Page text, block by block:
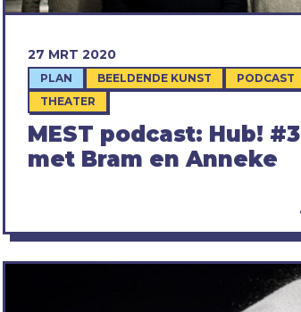
MEST podcast: Hub! #3
met Bram en Anneke
27 MRT 2020
PLAN BEELDENDE KUNST
PODCAST
THEATER